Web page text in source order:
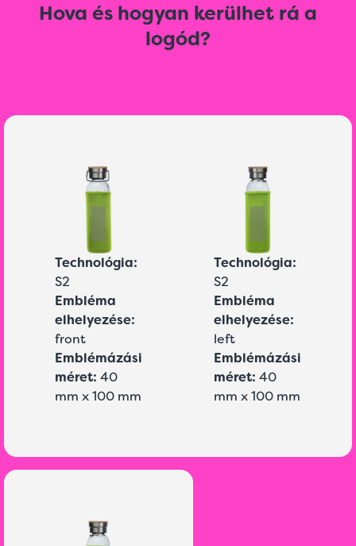
Hova és hogyan kerülhet rá a
logód?
Technológia:
S2
Embléma
elhelyezése:
front
Emblémázási
méret: 40
mm x 100 mm
Technológia:
S2
Embléma
elhelyezése:
left
Emblémázási
méret: 40
mm x 100 mm